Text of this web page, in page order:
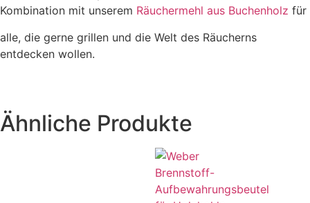
Kombination mit unserem Räuchermehl aus Buchenholz für
alle, die gerne grillen und die Welt des Räucherns
entdecken wollen.
Ähnliche Produkte